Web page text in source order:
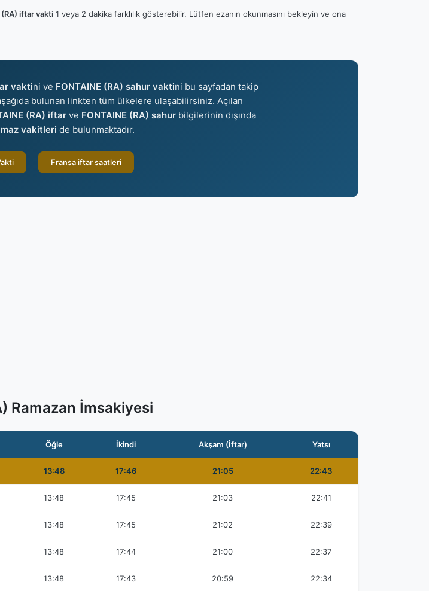
(RA) iftar vakti 1 veya 2 dakika farklılık gösterebilir. Lütfen ezanın okunmasını bekleyin ve ona
vaktini ve FONTAINE (RA) sahur vaktini bu sayfadan takip
bulunan linkten tüm ülkelere ulaşabilirsiniz. Açılan
(RA) iftarve FONTAINE (RA) sahurbilgilerinin dışında
vakitleri de bulunmaktadır.
Fransa iftar saatleri
Ramazan İmsakiyesi
Öğle İkindi Akşam (İftar) Yatsı
13:48 17:46 21:05 22:43
13:48 17:45 21:03 22:41
13:48 17:45 21:02 22:39
13:48 17:44 21:00 22:37
13:48 17:43 20:59 22:34